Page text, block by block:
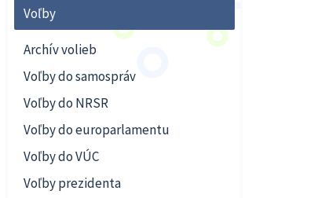
Voľby
Archív volieb
Voľby do samospráv
Voľby do NRSR
Voľby do europarlamentu
Voľby do VÚC
Voľby prezidenta